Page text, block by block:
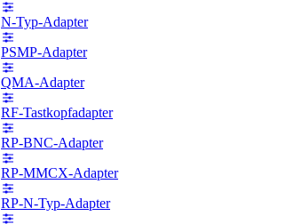
N-Typ-Adapter
PSMP-Adapter
QMA-Adapter
RF-Tastkopfadapter
RP-BNC-Adapter
RP-MMCX-Adapter
RP-N-Typ-Adapter